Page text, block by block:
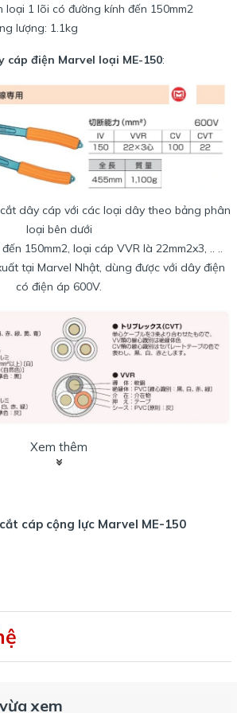
1 lõi có đường kính đến 150mm2
lượng: 1.1kg
cáp điện Marvel loại ME-150:
dây cáp với các loại dây theo bảng phân
loại bên dưới
150mm2, loại cáp VVR là 22mm2x3, .. ..
tại Marvel Nhật, dùng được với dây điện
có điện áp 600V.
điện Marvel dùng được với nhiều loại dây
điện khác nhau.
(IV, CV), dây 2 lõi (VVF), dây 3 lõi (CVT,
cắt lớn hơn, tham khảo mãME-250và
Xem thêm
cáp cộng lực Marvel ME-150
xem